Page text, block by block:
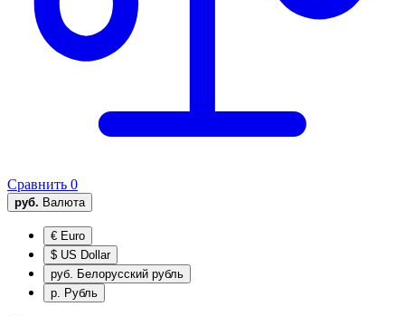
Сравнить 0
руб. Валюта
€ Euro
$ US Dollar
руб. Белорусский рубль
р. Рубль